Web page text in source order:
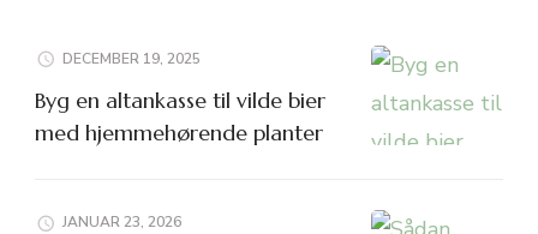
DECEMBER 19, 2025
Byg en altankasse til vilde bier
med hjemmehørende planter
JANUAR 23, 2026